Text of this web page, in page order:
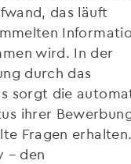
das läuft
wird. In der
durch das
sorgt die
ihrer
Fragen
– den